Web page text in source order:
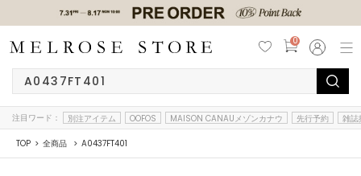
0
注目ワード： 別注アイテム OOFOS MAISON CANAUメゾンカナウ 先行予約 雑誌
TOP 全商品 A0437FT401